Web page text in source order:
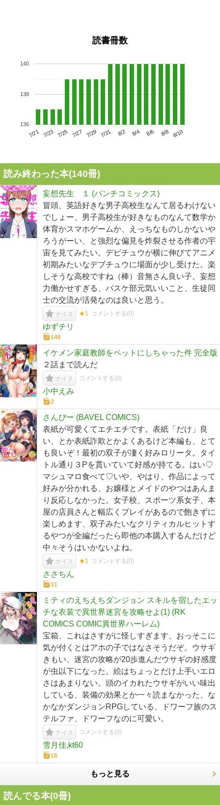
読書冊数
7/21 7/23 7/25 7/27 7/29 7/31 8/2 8/4 8/6 8/8 8/10
136
138
140
読み終わった本(140冊)
妄想先生 １ (バンチコミックス)
冒頭、英語好きな男子高校生なんて居るわけない
でしょー、男子高校生が好きなものなんて数学か
体育かスマホゲームか、えっちなものしかないや
ろうがーい、と強烈な偏見を炸裂させる作者の宇
宙を見てみたい。デビチュウが横に伸びてアニメ
初期みたいなデブチュウに場面が少し受けた。楽
しそうな高校ですね（棒）音無さん良い子。妄想
力働かせすぎる、バスケ部元気いいこと、生徒同
士の交流が活発なのは良いと思う。
ナイス ★1 コメントする(0)
ゆずチリ
146
イケメン家庭教師をペットにしちゃった件 完全版
２話まで読んだ
ナイス コメントする(0)
小中えみ
2
さんぴー (BAVEL COMICS)
表紙が可愛くてエチエチです。表紙「だけ」良
い、とか表紙詐欺とかよくあるけど本編も、とて
も良いぞ！最初の双子が凄く好みロリータ。タイ
トル通り３Pを貫いていて好感が持てる。はい♡
マシュマロ食べて♡いや、やはり、作品によって
好みが分かれる、お嬢様とメイドのやつはあんま
り反応しなかった。女子校、スポーツ系女子、本
屋の店員さんと幅広くプレイがあるので飽きずに
楽しめます、双子みたいなクリティカルヒットす
るやつが全編だったら即他の本購入するんだけど
中々そうはいかないよね。
ナイス ★1 コメントする(0)
ささちん
31
ミティのえちえちダンジョン スキルを宿したエッ
チな衣装で異世界迷宮を攻略せよ(1) (RK
COMICS COMIC異世界ハーレム)
宝箱、これはさすがに怪しすぎます、おっそこに
気が付くとはアホの子ではなさそうだぞ。ウサギ
きもい、迷宮の攻略が20歩進んだウサギの好感度
が虫以下になった。絵はちょっとだけ上手いエロ
さはあまりない。頭のイカれたウサギがいい味出
している、装備の効果とか一々読まなかった、な
かなかダンジョンRPGしている、ドワーフ族のス
テルファ、ドワーフなのに可愛い。
ナイス コメントする(0)
雪月佳,kt60
16
もっと見る
読んでる本(0冊)